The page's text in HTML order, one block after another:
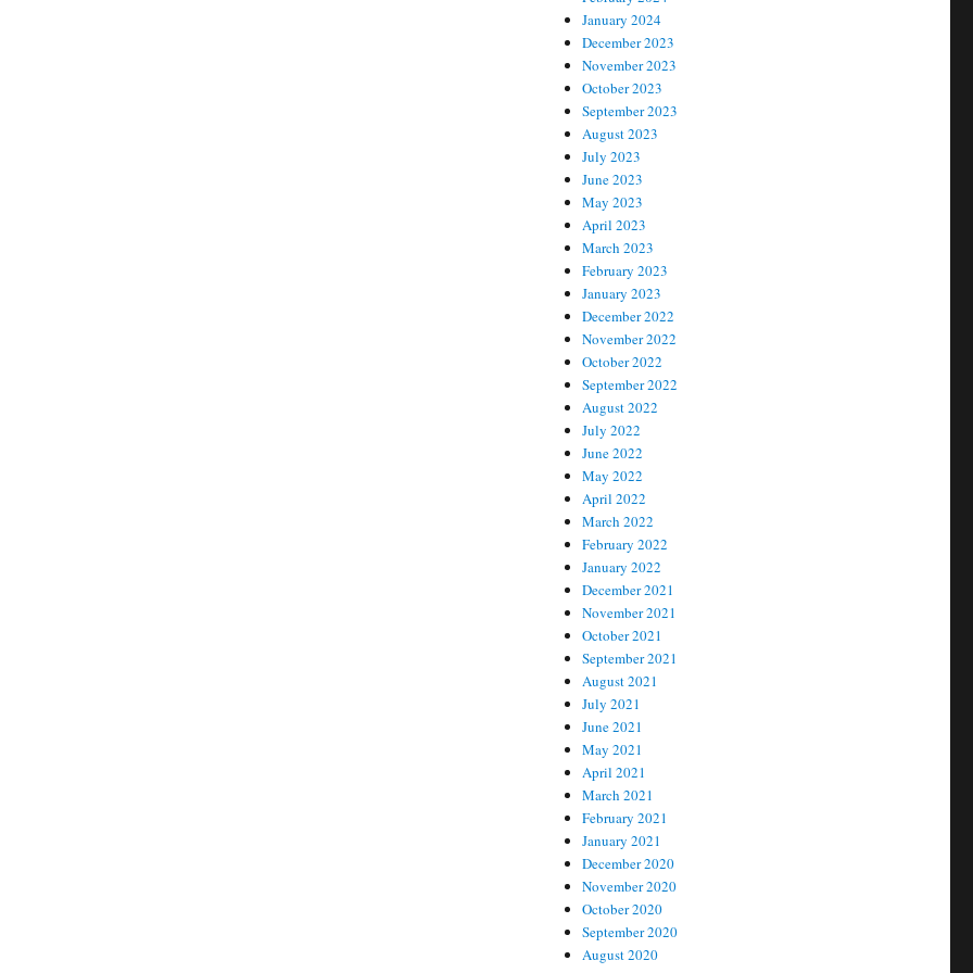
January 2024
December 2023
November 2023
October 2023
September 2023
August 2023
July 2023
June 2023
May 2023
April 2023
March 2023
February 2023
January 2023
December 2022
November 2022
October 2022
September 2022
August 2022
July 2022
June 2022
May 2022
April 2022
March 2022
February 2022
January 2022
December 2021
November 2021
October 2021
September 2021
August 2021
July 2021
June 2021
May 2021
April 2021
March 2021
February 2021
January 2021
December 2020
November 2020
October 2020
September 2020
August 2020